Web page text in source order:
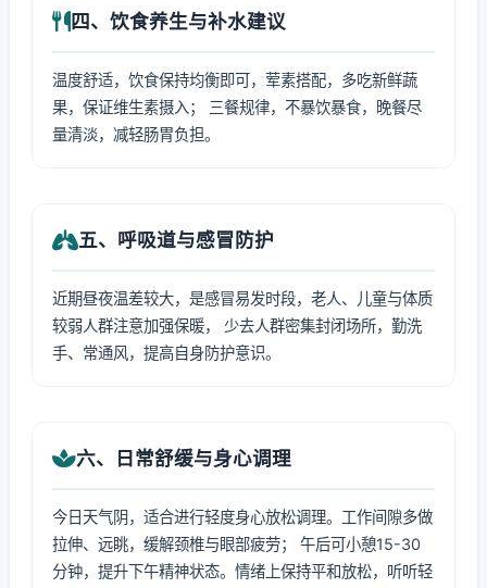
四、饮食养生与补水建议
温度舒适，饮食保持均衡即可，荤素搭配，多吃新鲜蔬
果，保证维生素摄入； 三餐规律，不暴饮暴食，晚餐尽
量清淡，减轻肠胃负担。
五、呼吸道与感冒防护
近期昼夜温差较大，是感冒易发时段，老人、儿童与体质
较弱人群注意加强保暖， 少去人群密集封闭场所，勤洗
手、常通风，提高自身防护意识。
六、日常舒缓与身心调理
今日天气阴，适合进行轻度身心放松调理。工作间隙多做
拉伸、远眺，缓解颈椎与眼部疲劳； 午后可小憩15-30
分钟，提升下午精神状态。情绪上保持平和放松，听听轻